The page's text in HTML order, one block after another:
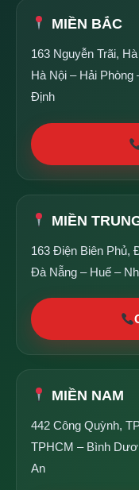
MIỀN BẮC
163 Nguyễn Trãi,
Hà Nội – Hải Phòng
Định
MIỀN
163 Điện Biên Phủ,
Đà Nẵng – Huế –
MIỀN NAM
442 Công Quỳnh,
TPHCM – Bình
An